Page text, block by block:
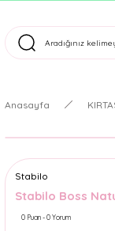
Anasayfa
Stabilo
Stabilo Boss
0 Puan - 0 Yorum